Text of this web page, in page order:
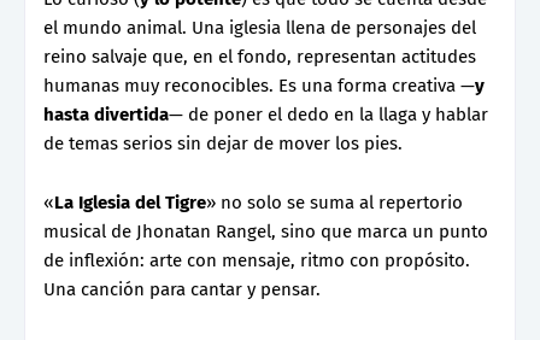
el mundo animal. Una iglesia llena de personajes del
reino salvaje que, en el fondo, representan actitudes
humanas muy reconocibles. Es una forma creativa —y
hasta divertida— de poner el dedo en la llaga y hablar
de temas serios sin dejar de mover los pies.
«La Iglesia del Tigre» no solo se suma al repertorio
musical de Jhonatan Rangel, sino que marca un punto
de inflexión: arte con mensaje, ritmo con propósito.
Una canción para cantar y pensar.